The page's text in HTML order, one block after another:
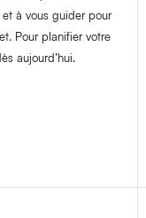
à vous guider pour
Pour planifier votre
aujourd’hui.